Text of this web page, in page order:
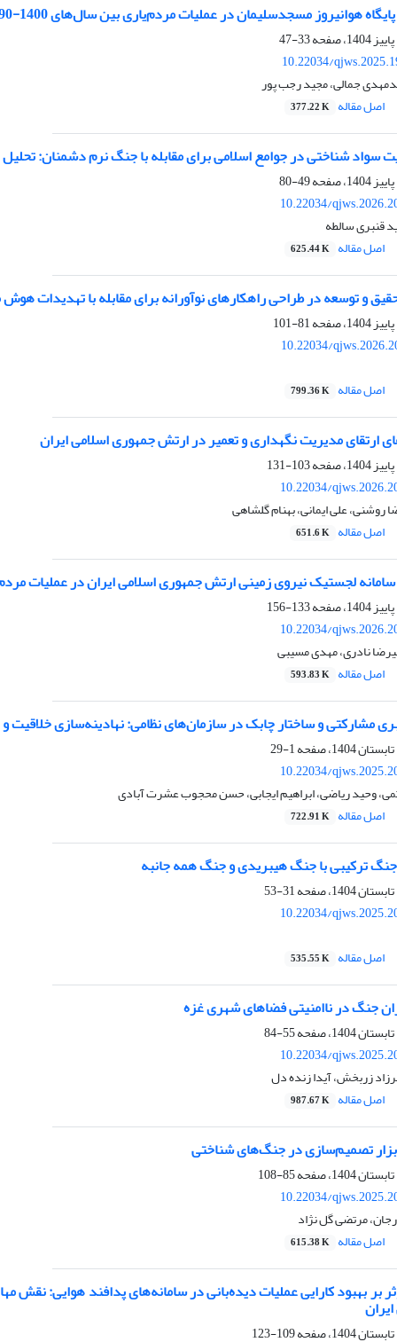
هوانیروز مسجدسلیمان در عملیات مردم‌یاری بین سال‌های 1400-1390
33-47
10.22034/
جمالی، مجید رجب پور
اصل مقاله 377.22 K
سواد شناختی در جوامع اسلامی برای مقابله با جنگ نرم دشمنان:
49-80
10.22034/
قنبری سالطه
اصل مقاله 625.44 K
و توسعه در طراحی راهکارهای نوآورانه برای مقابله با تهدیدات
81-101
10.22034/
اصل مقاله 799.36 K
ارتقای مدیریت نگهداری و تعمیر در ارتش جمهوری اسلامی ایران
103-131
10.22034/
روشنی، علی ایمانی، بهنام گلشاهی
اصل مقاله 651.6 K
لجستیک نیروی زمینی ارتش جمهوری اسلامی ایران در عملیات مردم‌یاری در
133-156
10.22034/
نادری، مهدی مسیبی
اصل مقاله 593.83 K
مشارکتی و ساختار چابک در سازمان‌های نظامی: نهادینه‌سازی خلاقیت و
1-29
10.22034/
وحید ریاضی، ابراهیم ایجابی، حسن محجوب عشرت آبادی
اصل مقاله 722.91 K
ترکیبی با جنگ هیبریدی و جنگ همه جانبه
31-53
10.22034/
اصل مقاله 535.55 K
جنگ در ناامنیتی فضاهای شهری غزه
55-84
10.22034/
زربخش، آیدا زنده دل
اصل مقاله 987.67 K
تصمیم‌سازی در جنگ‌های شناختی
85-108
10.22034/
مرتضی گل نژاد
اصل مقاله 615.38 K
بر بهبود کارایی عملیات دیده‌بانی در سامانه‌های پدافند هوایی:
109-123